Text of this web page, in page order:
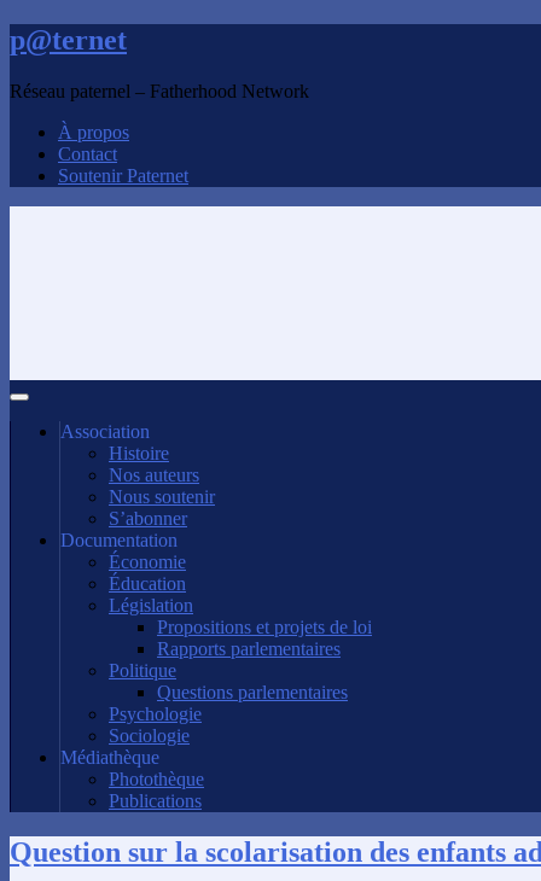
p@ternet
Réseau paternel – Fatherhood Network
À propos
Contact
Soutenir Paternet
Association
Histoire
Nos auteurs
Nous soutenir
S’abonner
Documentation
Économie
Éducation
Législation
Propositions et projets de loi
Rapports parlementaires
Politique
Questions parlementaires
Psychologie
Sociologie
Médiathèque
Photothèque
Publications
Question sur la scolarisation des enfants